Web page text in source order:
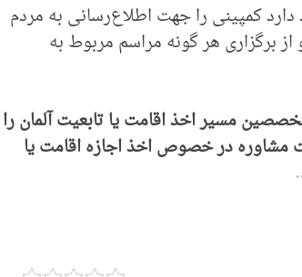
دارد کمپینی را جهت اطلاع‌رسانی به مردم
از برگزاری هر گونه مراسم مربوط به
مسیر اخذ اقامت یا تابعیت آلمان را
مشاوره در خصوص اخذ اجازه اقامت یا